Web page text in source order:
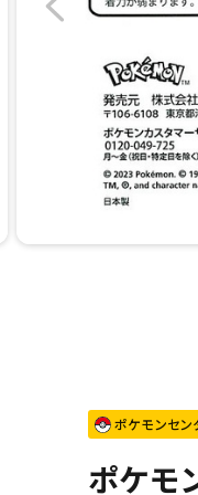
ポケモンセン
ポケモ